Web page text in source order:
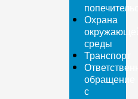
Охрана
среды
Транспорт
обращение
с